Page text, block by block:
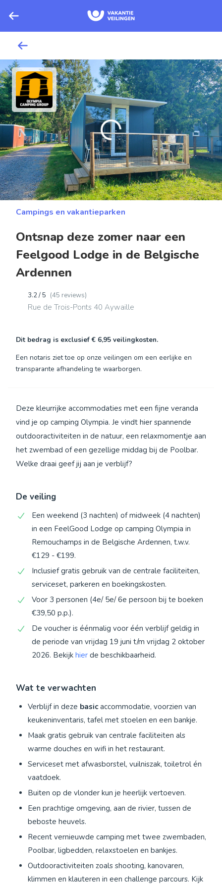
Campings en vakantieparken
Ontsnap deze zomer naar een
Feelgood Lodge in de Belgische
Ardennen
3.2 / 5 (45 reviews)
Rue de Trois-Ponts 40 Aywaille
Dit bedrag is exclusief€ 6,95 veilingkosten.
Een notaris ziet toe op onze veilingen om een eerlijke en
transparante afhandeling te waarborgen.
Deze kleurrijke accommodaties met een fijne veranda
vind je op camping Olympia. Je vindt hier spannende
outdooractiviteiten in de natuur, een relaxmomentje aan
het zwembad of een gezellige middag bij de Poolbar.
Welke draai geef jij aan je verblijf?
De veiling
Een weekend (3 nachten) of midweek (4 nachten)
in een FeelGood Lodge op camping Olympia in
Remouchamps in de Belgische Ardennen, t.w.v.
€129 - €199.
Inclusief gratis gebruik van de centrale faciliteiten,
serviceset, parkeren en boekingskosten.
Voor 3 personen (4e/ 5e/ 6e persoon bij te boeken
€39,50 p.p.).
De voucher is éénmalig voor één verblijf geldig in
de periode van vrijdag 19 juni t/m vrijdag 2 oktober
2026. Bekijk hier de beschikbaarheid.
Wat te verwachten
Verblijf in deze basicaccommodatie, voorzien van
keukeninventaris, tafel met stoelen en een bankje.
Maak gratis gebruik van centrale faciliteiten als
warme douches en wifi in het restaurant.
Serviceset met afwasborstel, vuilniszak, toiletrol én
vaatdoek.
Buiten op de vlonder kun je heerlijk vertoeven.
Een prachtige omgeving, aan de rivier, tussen de
beboste heuvels.
Recent vernieuwde camping met twee zwembaden,
Poolbar, ligbedden, relaxstoelen en bankjes.
Outdooractiviteiten zoals shooting, kanovaren,
klimmen en klauteren in een challenge parcours. Kijk